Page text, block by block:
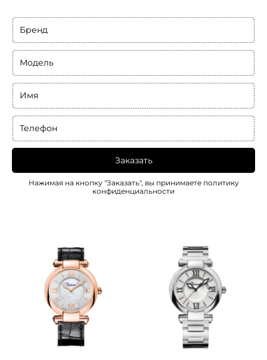
Бренд
Модель
Имя
Телефон
Заказать
Нажимая на кнопку "Заказать", вы принимаете политику
конфиденциальности